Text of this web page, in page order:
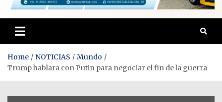
Home NOTICIAS
Mundo
Trump hablara con Putin para negociar el fin de la guerra